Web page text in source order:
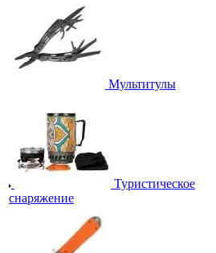
Мультитулы
Туристическое
снаряжение